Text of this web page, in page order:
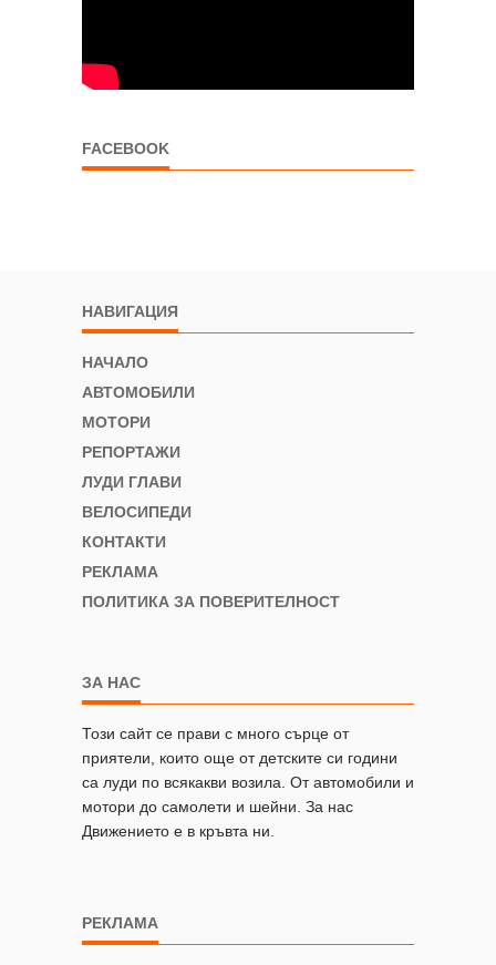
FACEBOOK
НАВИГАЦИЯ
НАЧАЛО
АВТОМОБИЛИ
МОТОРИ
РЕПОРТАЖИ
ЛУДИ ГЛАВИ
ВЕЛОСИПЕДИ
КОНТАКТИ
РЕКЛАМА
ПОЛИТИКА ЗА ПОВЕРИТЕЛНОСТ
ЗА НАС
Този сайт се прави с много сърце от
приятели, които още от детските си години
са луди по всякакви возила. От автомобили и
мотори до самолети и шейни. За нас
Движението е в кръвта ни.
РЕКЛАМА